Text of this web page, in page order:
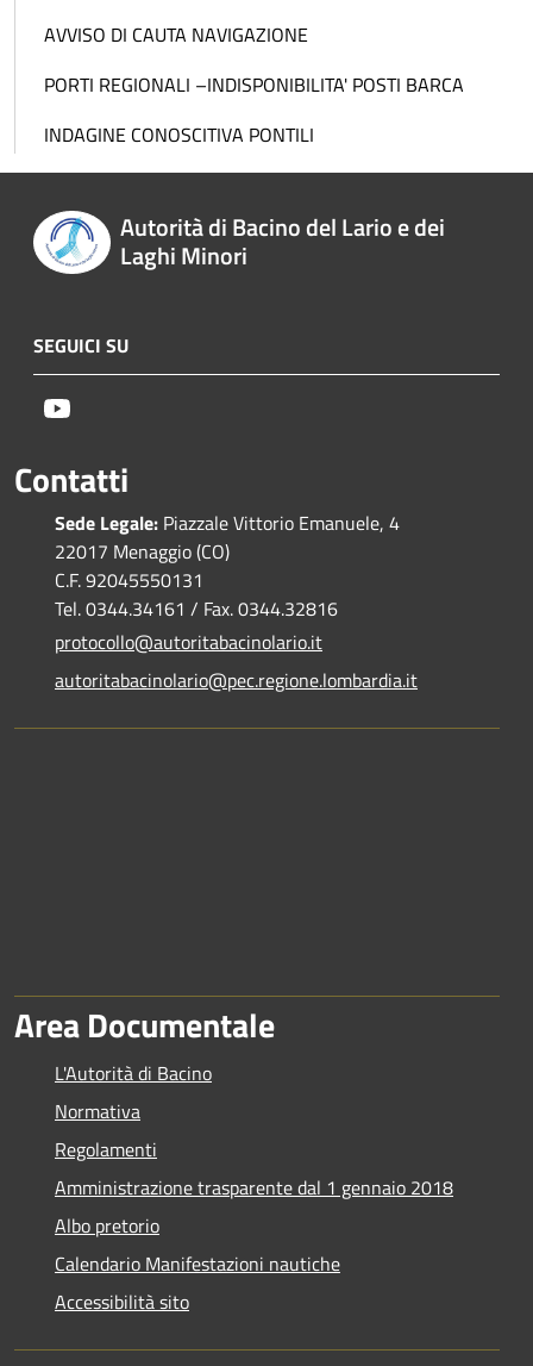
AVVISO DI CAUTA NAVIGAZIONE
PORTI REGIONALI –INDISPONIBILITA' POSTI BARCA
INDAGINE CONOSCITIVA PONTILI
Autorità di Bacino del Lario e dei
Laghi Minori
SEGUICI SU
Contatti
Sede Legale: Piazzale Vittorio Emanuele, 4
22017 Menaggio (CO)
C.F. 92045550131
Tel. 0344.34161 / Fax. 0344.32816
protocollo@autoritabacinolario.it
autoritabacinolario@pec.regione.lombardia.it
Area Documentale
L'Autorità di Bacino
Normativa
Regolamenti
Amministrazione trasparente dal 1 gennaio 2018
Albo pretorio
Calendario Manifestazioni nautiche
Accessibilità sito